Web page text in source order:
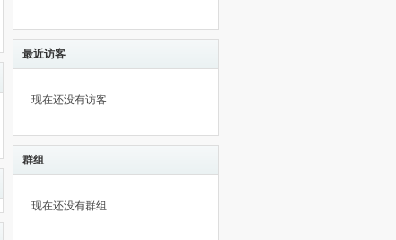
最近访客
现在还没有访客
群组
现在还没有群组